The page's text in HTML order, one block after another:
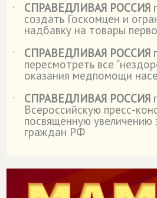
˙
СПРАВЕДЛИВАЯ РОССИЯ
создать Госкомцен и
надбавку на товары
˙
СПРАВЕДЛИВАЯ РОССИЯ
пересмотреть все
оказания медпомощи
˙
СПРАВЕДЛИВАЯ РОССИЯ
Всероссийскую пресс-
посвящённую увеличению
граждан РФ